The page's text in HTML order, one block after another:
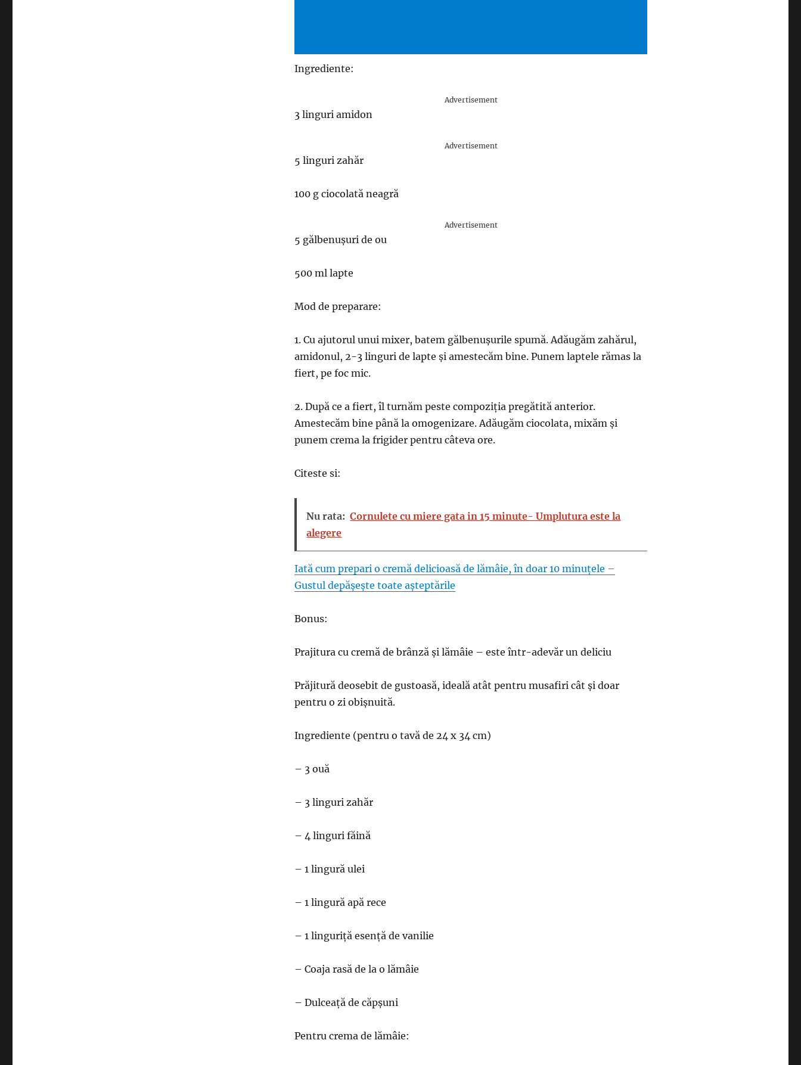
Ingrediente:
Advertisement
3 linguri amidon
Advertisement
5 linguri zahăr
100 g ciocolată neagră
Advertisement
5 gălbenușuri de ou
500 ml lapte
Mod de preparare:
1. Cu ajutorul unui mixer, batem gălbenușurile spumă. Adăugăm zahărul,
amidonul, 2-3 linguri de lapte și amestecăm bine. Punem laptele rămas la
fiert, pe foc mic.
2. După ce a fiert, îl turnăm peste compoziția pregătită anterior.
Amestecăm bine până la omogenizare. Adăugăm ciocolata, mixăm și
punem crema la frigider pentru câteva ore.
Citeste si:
Nu rata: Cornulete cu miere gata in 15 minute- Umplutura este la
alegere
Iată cum prepari o cremă delicioasă de lămâie, în doar 10 minuțele –
Gustul depășește toate așteptările
Bonus:
Prajitura cu cremă de brânză și lămâie – este într-adevăr un deliciu
Prăjitură deosebit de gustoasă, ideală atât pentru musafiri cât și doar
pentru o zi obișnuită.
Ingrediente (pentru o tavă de 24 x 34 cm)
– 3 ouă
– 3 linguri zahăr
– 4 linguri făină
– 1 lingură ulei
– 1 lingură apă rece
– 1 linguriță esență de vanilie
– Coaja rasă de la o lămâie
– Dulceață de căpșuni
Pentru crema de lămâie: